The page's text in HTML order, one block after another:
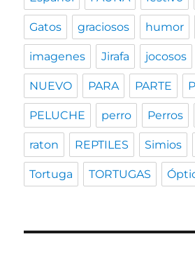
Gatos graciosos humor
imagenes Jirafa jocosos
NUEVO PARA PARTE
PELUCHE perro Perros
raton REPTILES Simios
Tortuga TORTUGAS